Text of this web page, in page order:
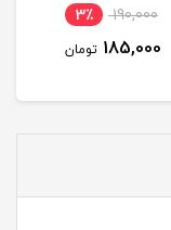
190,000 3٪
185,000 تومان